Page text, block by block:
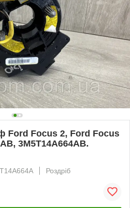
Ford Focus 2, Ford Focus
3M5T14A664AB.
Роздріб